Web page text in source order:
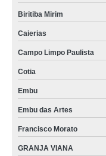
Biritiba Mirim
Caierias
Campo Limpo Paulista
Cotia
Embu
Embu das Artes
Francisco Morato
GRANJA VIANA